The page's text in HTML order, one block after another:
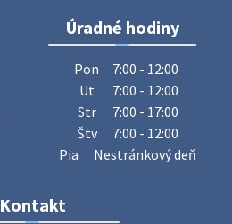
Úradné hodiny
Pon
7:00 - 12:00
Ut
7:00 - 12:00
Str
7:00 - 17:00
Štv
7:00 - 12:00
Pia
Nestránkový deň
Kontakt